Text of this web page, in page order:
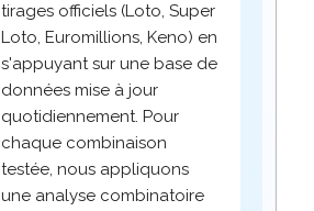
tirages officiels (Loto, Super
Loto, Euromillions, Keno) en
s'appuyant sur une base de
données mise à jour
quotidiennement. Pour
chaque combinaison
testée, nous appliquons
une analyse combinatoire